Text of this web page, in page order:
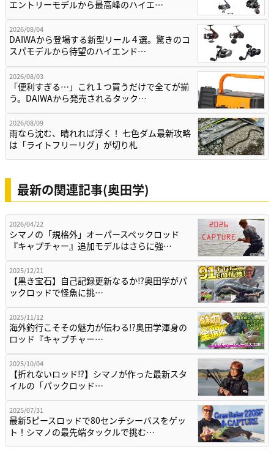
エントリーモデルから最高峰のハイエ…
2026/08/04
DAIWAから登場する新型リール４選。驚きのコ
スパモデルから待望のハイエンド…
2026/08/03
「便利すぎる…」これ１つ買うだけで全てが揃
う。DAIWAから発売されるタック…
2026/08/09
雨なら沈む、晴れれば浮く！ 七色ダム最新攻略
は「ライトフリーリグ」が切り札
最新の関連記事(奥田学)
2026/04/22
シマノの「規格外」オーパースペックロッド
『キャプチャー』追加モデルはさらに強…
2025/12/21
【黒き宝石】自己記録更新なるか⁉奥田学がパ
ックロッドで怪魚に挑…
2025/11/12
海外釣行こそその魅力が伝わる⁉奥田学渾身の
ロッド『キャプチャー…
2025/10/04
【折れないロッド⁉】シマノが作った最新スタ
イルの「パックロッド…
2025/07/31
最新5ピースロッドで80センチシーバスをゲッ
ト！シマノの最先端タックルで挑む…